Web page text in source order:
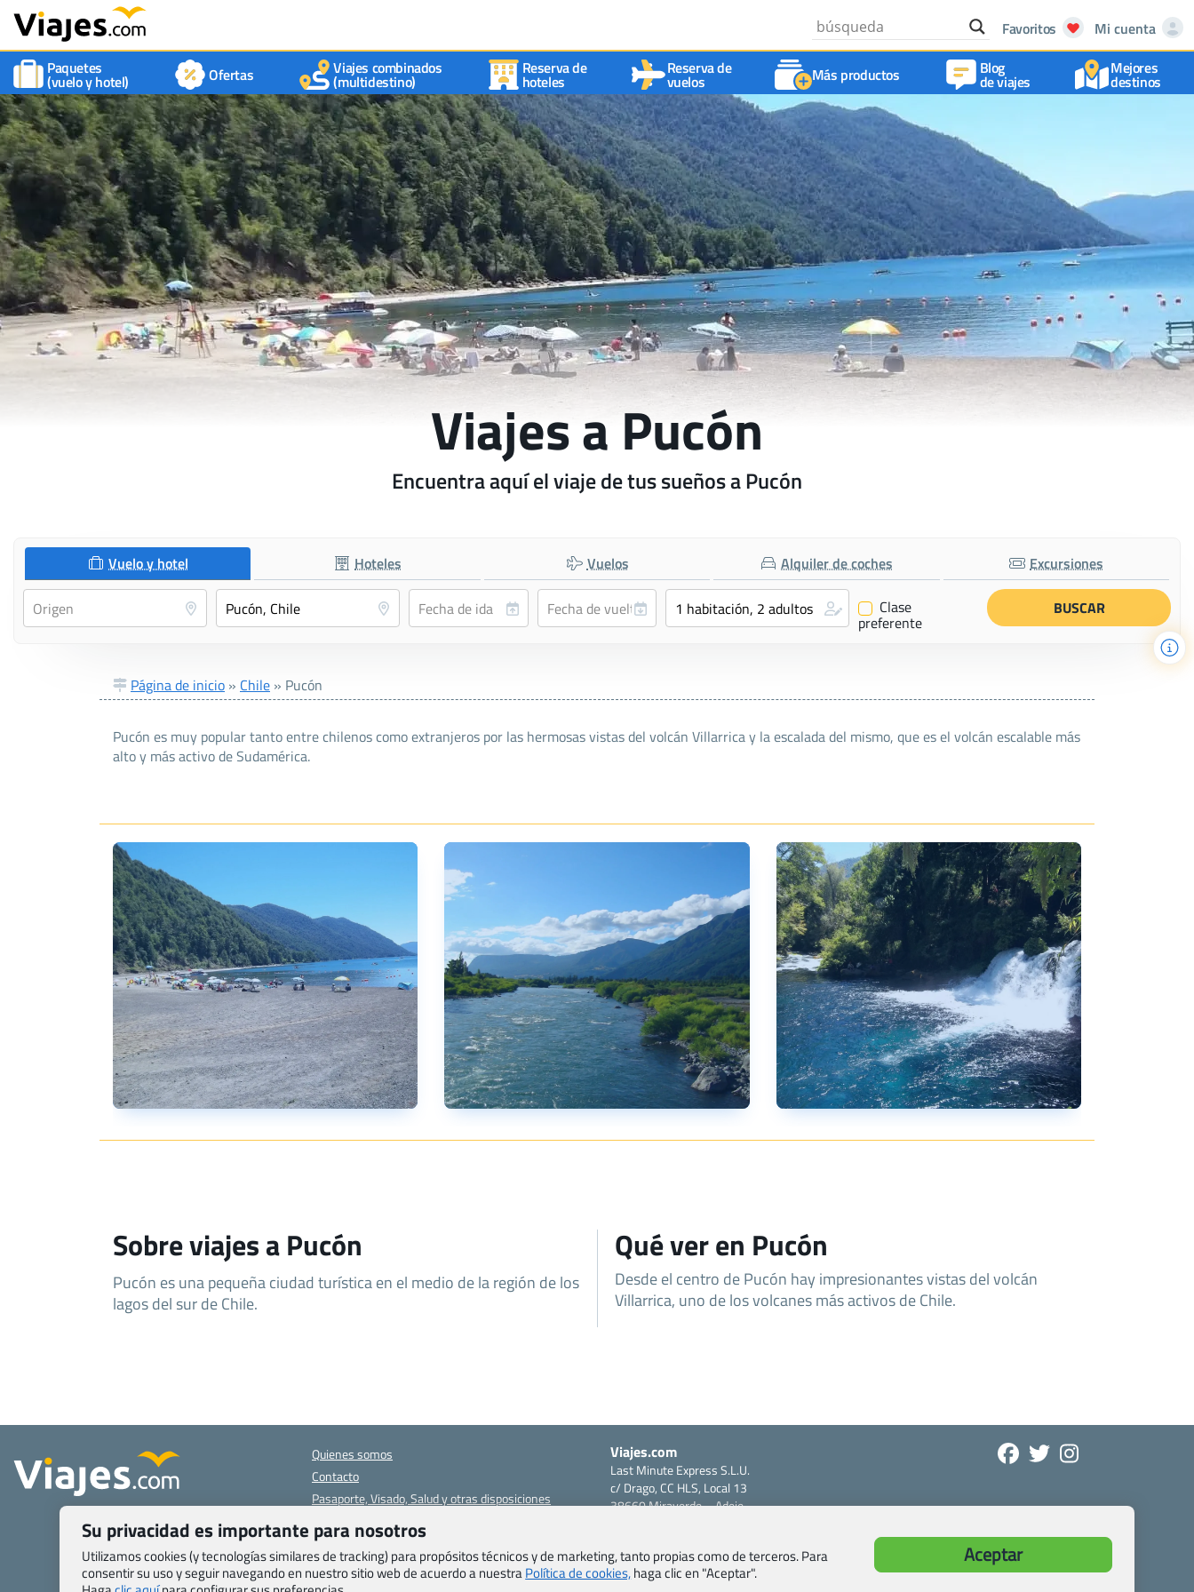
Favoritos
Mi cuenta
Paquetes
(vuelo y hotel) Ofertas Viajes combinados
(multidestino)
Reserva de
hoteles
Reserva de
vuelos Más productos Blog
de viajes
Mejores
destinos
Viajes a Pucón
Encuentra aquí el viaje de tus sueños a Pucón
Vuelo y hotel Hoteles Vuelos Alquiler de coches Excursiones
✔ Clase
preferente
Página de inicio » Chile » Pucón
Pucón es muy popular tanto entre chilenos como extranjeros por las hermosas vistas del volcán Villarrica y la escalada del mismo, que es el volcán escalable más
alto y más activo de Sudamérica.
Sobre viajes a Pucón
Pucón es una pequeña ciudad turística en el medio de la región de los
lagos del sur de Chile.
Qué ver en Pucón
Desde el centro de Pucón hay impresionantes vistas del volcán
Villarrica, uno de los volcanes más activos de Chile.
Quienes somos
Contacto
Pasaporte, Visado, Salud y otras disposiciones
específicas
Blog de Viajes.com
Registro de agencias
Preguntas frecuentes
Viajes.com
Last Minute Express S.L.U.
c/ Drago, CC HLS, Local 13
38660 Miraverde – Adeje
Tfno: +34 922-97-17-27
Su privacidad es importante para nosotros
Utilizamos cookies (y tecnologías similares de tracking) para propósitos técnicos y de marketing, tanto propias como de terceros. Para
consentir su uso y seguir navegando en nuestro sitio web de acuerdo a nuestraPolítica de cookies,haga clic en "Aceptar".
Aceptar